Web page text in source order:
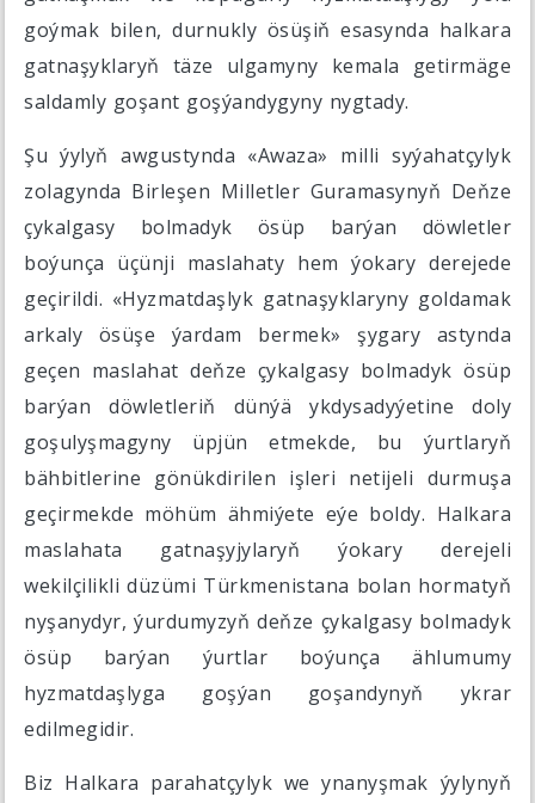
goýmak bilen, durnukly ösüşiň esasynda halkara
gatnaşyklaryň täze ulgamyny kemala getirmäge
saldamly goşant goşýandygyny nygtady.
Şu ýylyň awgustynda «Awaza» milli syýahatçylyk
zolagynda Birleşen Milletler Guramasynyň Deňze
çykalgasy bolmadyk ösüp barýan döwletler
boýunça üçünji maslahaty hem ýokary derejede
geçirildi. «Hyzmatdaşlyk gatnaşyklaryny goldamak
arkaly ösüşe ýardam bermek» şygary astynda
geçen maslahat deňze çykalgasy bolmadyk ösüp
barýan döwletleriň dünýä ykdysadyýetine doly
goşulyşmagyny üpjün etmekde, bu ýurtlaryň
bähbitlerine gönükdirilen işleri netijeli durmuşa
geçirmekde möhüm ähmiýete eýe boldy. Halkara
maslahata gatnaşyjylaryň ýokary derejeli
wekilçilikli düzümi Türkmenistana bolan hormatyň
nyşanydyr, ýurdumyzyň deňze çykalgasy bolmadyk
ösüp barýan ýurtlar boýunça ählumumy
hyzmatdaşlyga goşýan goşandynyň ykrar
edilmegidir.
Biz Halkara parahatçylyk we ynanyşmak ýylynyň